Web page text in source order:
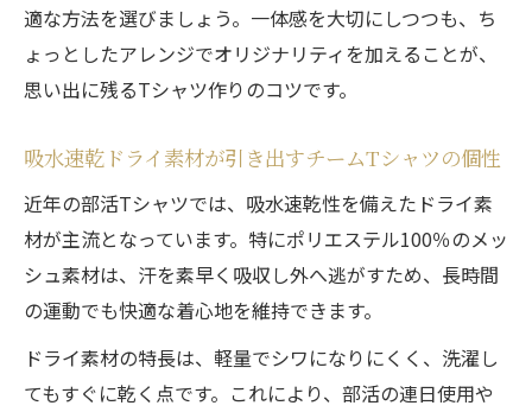
適な方法を選びましょう。一体感を大切にしつつも、ち
ょっとしたアレンジでオリジナリティを加えることが、
思い出に残るTシャツ作りのコツです。
吸水速乾ドライ素材が引き出すチームTシャツの個性
近年の部活Tシャツでは、吸水速乾性を備えたドライ素
材が主流となっています。特にポリエステル100％のメッ
シュ素材は、汗を素早く吸収し外へ逃がすため、長時間
の運動でも快適な着心地を維持できます。
ドライ素材の特長は、軽量でシワになりにくく、洗濯し
てもすぐに乾く点です。これにより、部活の連日使用や